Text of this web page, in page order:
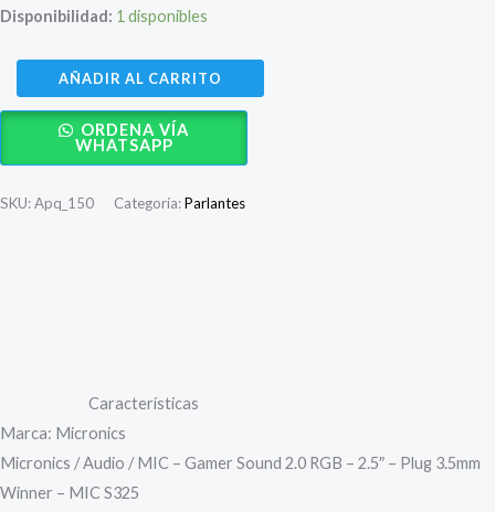
precio
original
era:
S/ 100.00.
precio
actual
es:
Disponibilidad: 1 disponibles
Parlantes
Gamer
Micronics
Winner
AÑADIR AL CARRITO
ORDENA VÍA
WHATSAPP
SKU:Apq_150 Categoría:Parlantes
Características
Marca: Micronics
Micronics / Audio / MIC – Gamer Sound 2.0 RGB – 2.5″ – Plug 3.5mm
Winner – MIC S325